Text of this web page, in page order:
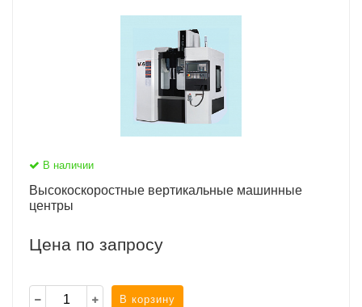
В наличии
Высокоскоростные вертикальные машинные
центры
Цена по запросу
В корзину